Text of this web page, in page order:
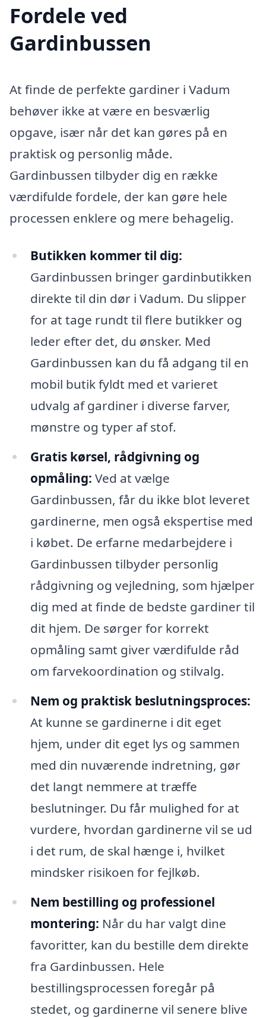
Fordele ved
Gardinbussen
At finde de perfekte gardiner i Vadum
behøver ikke at være en besværlig
opgave, især når det kan gøres på en
praktisk og personlig måde.
Gardinbussen tilbyder dig en række
værdifulde fordele, der kan gøre hele
processen enklere og mere behagelig.
Butikken kommer til dig:
Gardinbussen bringer gardinbutikken
direkte til din dør i Vadum. Du slipper
for at tage rundt til flere butikker og
leder efter det, du ønsker. Med
Gardinbussen kan du få adgang til en
mobil butik fyldt med et varieret
udvalg af gardiner i diverse farver,
mønstre og typer af stof.
Gratis kørsel, rådgivning og
opmåling: Ved at vælge
Gardinbussen, får du ikke blot leveret
gardinerne, men også ekspertise med
i købet. De erfarne medarbejdere i
Gardinbussen tilbyder personlig
rådgivning og vejledning, som hjælper
dig med at finde de bedste gardiner til
dit hjem. De sørger for korrekt
opmåling samt giver værdifulde råd
om farvekoordination og stilvalg.
Nem og praktisk beslutningsproces:
At kunne se gardinerne i dit eget
hjem, under dit eget lys og sammen
med din nuværende indretning, gør
det langt nemmere at træffe
beslutninger. Du får mulighed for at
vurdere, hvordan gardinerne vil se ud
i det rum, de skal hænge i, hvilket
mindsker risikoen for fejlkøb.
Nem bestilling og professionel
montering: Når du har valgt dine
favoritter, kan du bestille dem direkte
fra Gardinbussen. Hele
bestillingsprocessen foregår på
stedet, og gardinerne vil senere blive